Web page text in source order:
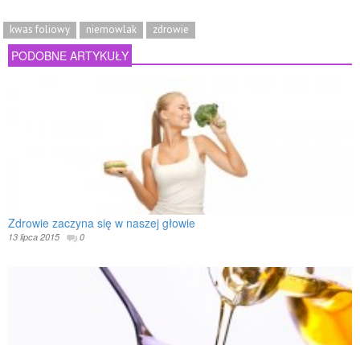
kwas foliowy niemowlak zdrowie
PODOBNE ARTYKUŁY
Zdrowie zaczyna się w naszej głowie
13 lipca 2015 0